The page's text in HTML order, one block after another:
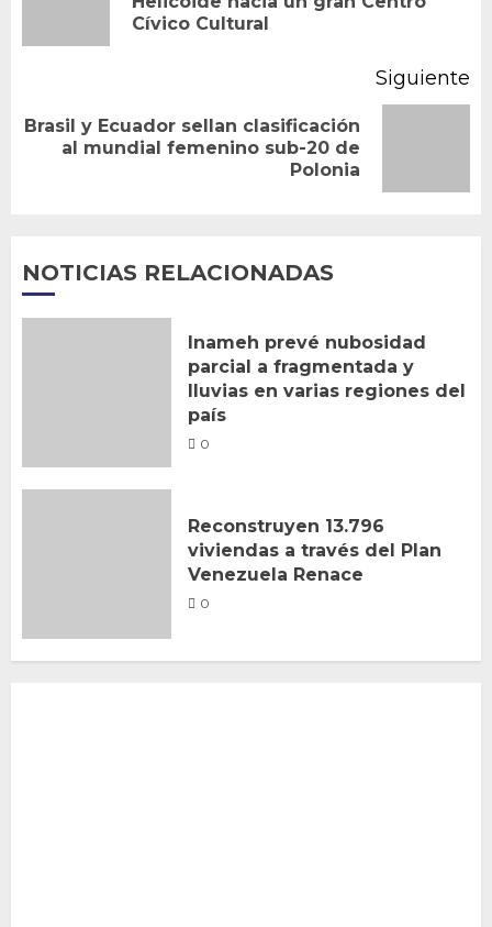
entradasCívico Cultural
Siguiente
Siguiente
Brasil y Ecuador sellan clasificación
al mundial femenino sub-20 de
Polonia
NOTICIAS RELACIONADAS
Inameh prevé nubosidad
parcial a fragmentada y
lluvias en varias regiones del
país
0
Reconstruyen 13.796
viviendas a través del Plan
Venezuela Renace
0